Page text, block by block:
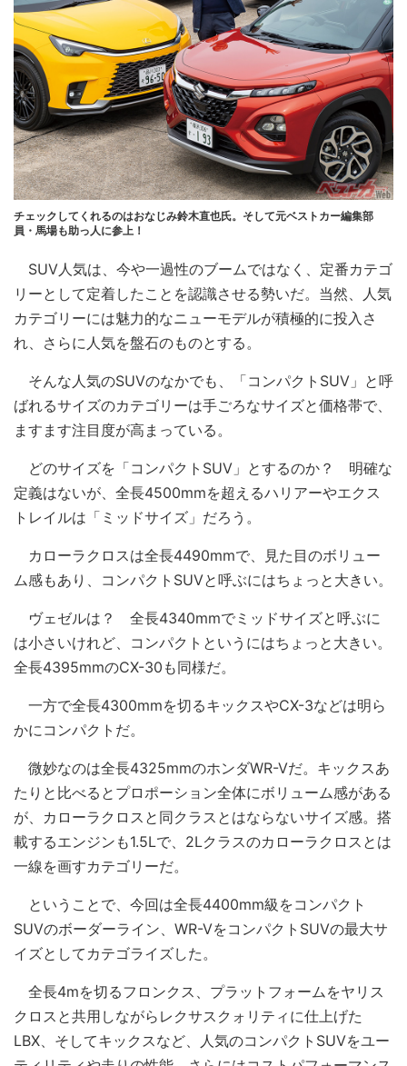
チェックしてくれるのはおなじみ鈴木直也氏。そして元ベストカー編集部
員・馬場も助っ人に参上！
SUV人気は、今や一過性のブームではなく、定番カテゴ
リーとして定着したことを認識させる勢いだ。当然、人気
カテゴリーには魅力的なニューモデルが積極的に投入さ
れ、さらに人気を盤石のものとする。
そんな人気のSUVのなかでも、「コンパクトSUV」と呼
ばれるサイズのカテゴリーは手ごろなサイズと価格帯で、
ますます注目度が高まっている。
どのサイズを「コンパクトSUV」とするのか？ 明確な
定義はないが、全長4500mmを超えるハリアーやエクス
トレイルは「ミッドサイズ」だろう。
カローラクロスは全長4490mmで、見た目のボリュー
ム感もあり、コンパクトSUVと呼ぶにはちょっと大きい。
ヴェゼルは？ 全長4340mmでミッドサイズと呼ぶに
は小さいけれど、コンパクトというにはちょっと大きい。
全長4395mmのCX-30も同様だ。
一方で全長4300mmを切るキックスやCX-3などは明ら
かにコンパクトだ。
微妙なのは全長4325mmのホンダWR-Vだ。キックスあ
たりと比べるとプロポーション全体にボリューム感がある
が、カローラクロスと同クラスとはならないサイズ感。搭
載するエンジンも1.5Lで、2Lクラスのカローラクロスとは
一線を画すカテゴリーだ。
ということで、今回は全長4400mm級をコンパクト
SUVのボーダーライン、WR-VをコンパクトSUVの最大サ
イズとしてカテゴライズした。
全長4mを切るフロンクス、プラットフォームをヤリス
クロスと共用しながらレクサスクォリティに仕上げた
LBX、そしてキックスなど、人気のコンパクトSUVをユー